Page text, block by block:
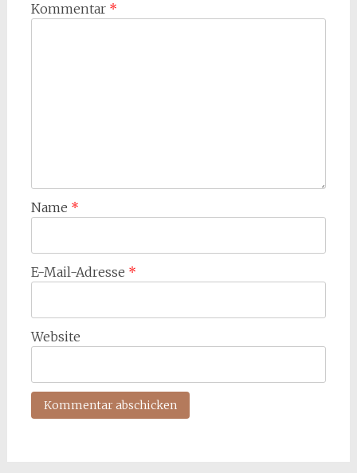
Kommentar *
Name *
E-Mail-Adresse *
Website